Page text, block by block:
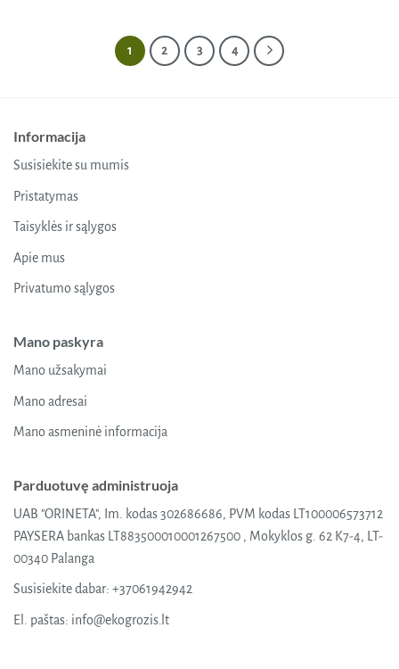
1 2 3 4
Informacija
Susisiekite su mumis
Pristatymas
Taisyklės ir sąlygos
Apie mus
Privatumo sąlygos
Mano paskyra
Mano užsakymai
Mano adresai
Mano asmeninė informacija
Parduotuvę administruoja
UAB "ORINETA", Im. kodas 302686686, PVM kodas LT100006573712
PAYSERA bankas LT883500010001267500 , Mokyklos g. 62 K7-4, LT-
00340 Palanga
Susisiekite dabar: +37061942942
El. paštas: info@ekogrozis.lt